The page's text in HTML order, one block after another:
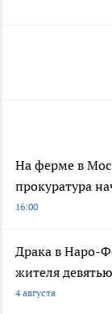
На ферме в
прокуратура
16:00
Драка в Наро-
жителя
4 августа